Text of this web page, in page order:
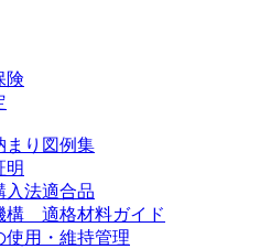
険
まり図例集
明
入法適合品
構 適格材料ガイド
使用・維持管理